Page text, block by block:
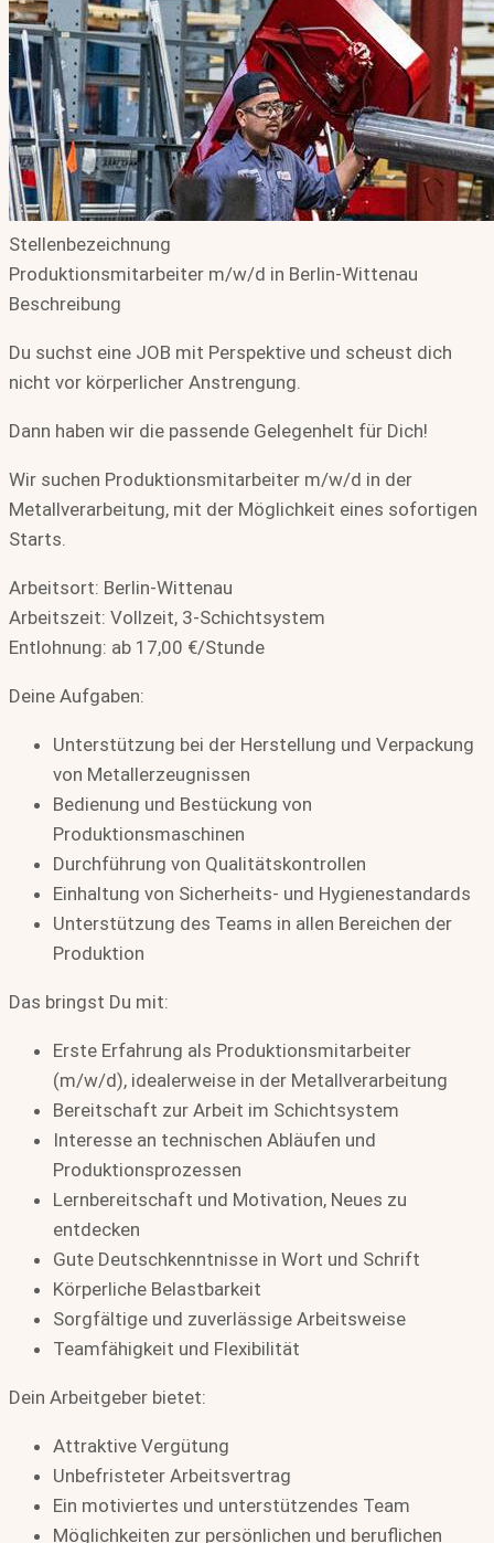
Stellenbezeichnung
Produktionsmitarbeiter m/w/d in Berlin-Wittenau
Beschreibung
Du suchst eine JOB mit Perspektive und scheust dich
nicht vor körperlicher Anstrengung.
Dann haben wir die passende Gelegenhelt für Dich!
Wir suchen Produktionsmitarbeiter m/w/d in der
Metallverarbeitung, mit der Möglichkeit eines sofortigen
Starts.
Arbeitsort: Berlin-Wittenau
Arbeitszeit: Vollzeit, 3-Schichtsystem
Entlohnung: ab 17,00 €/Stunde
Deine Aufgaben:
Unterstützung bei der Herstellung und Verpackung
von Metallerzeugnissen
Bedienung und Bestückung von
Produktionsmaschinen
Durchführung von Qualitätskontrollen
Einhaltung von Sicherheits- und Hygienestandards
Unterstützung des Teams in allen Bereichen der
Produktion
Das bringst Du mit:
Erste Erfahrung als Produktionsmitarbeiter
(m/w/d), idealerweise in der Metallverarbeitung
Bereitschaft zur Arbeit im Schichtsystem
Interesse an technischen Abläufen und
Produktionsprozessen
Lernbereitschaft und Motivation, Neues zu
entdecken
Gute Deutschkenntnisse in Wort und Schrift
Körperliche Belastbarkeit
Sorgfältige und zuverlässige Arbeitsweise
Teamfähigkeit und Flexibilität
Dein Arbeitgeber bietet:
Attraktive Vergütung
Unbefristeter Arbeitsvertrag
Ein motiviertes und unterstützendes Team
Möglichkeiten zur persönlichen und beruflichen